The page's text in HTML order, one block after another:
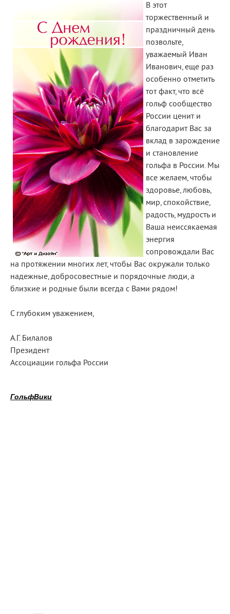
В этот
торжественный и
праздничный день
позвольте,
уважаемый Иван
Иванович, еще раз
особенно отметить
тот факт, что всё
гольф сообщество
России ценит и
благодарит Вас за
вклад в зарождение
и становление
гольфа в России. Мы
все желаем, чтобы
здоровье, любовь,
мир, спокойствие,
радость, мудрость и
Ваша неиссякаемая
энергия
сопровождали Вас
на протяжении многих лет, чтобы Вас окружали только
надежные, добросовестные и порядочные люди, а
близкие и родные были всегда с Вами рядом!
С глубоким уважением,
А.Г. Билалов
Президент
Ассоциации гольфа России
ГольфВики